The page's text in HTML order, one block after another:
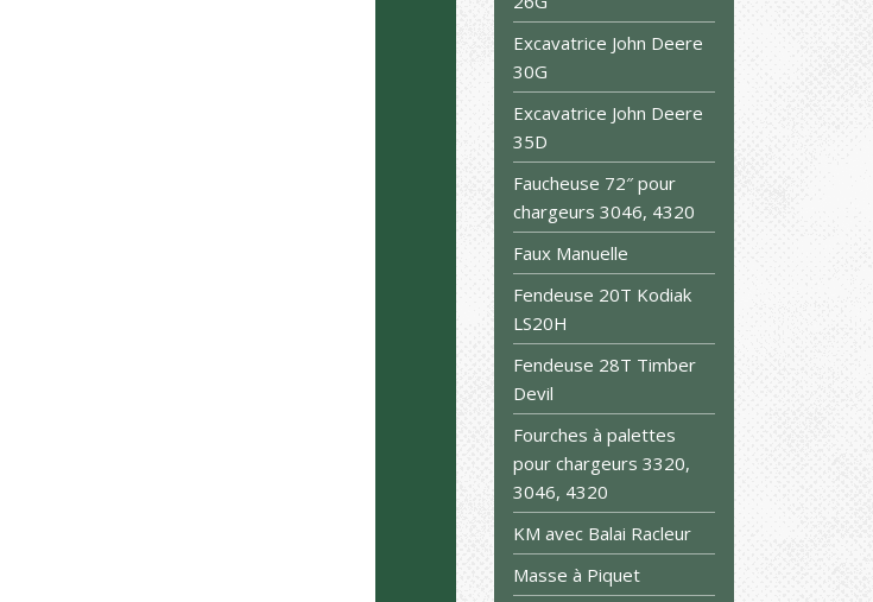
Excavatrice John Deere
30G
Excavatrice John Deere
35D
Faucheuse 72″ pour
chargeurs 3046, 4320
Faux Manuelle
Fendeuse 20T Kodiak
LS20H
Fendeuse 28T Timber
Devil
Fourches à palettes
pour chargeurs 3320,
3046, 4320
KM avec Balai Racleur
Masse à Piquet